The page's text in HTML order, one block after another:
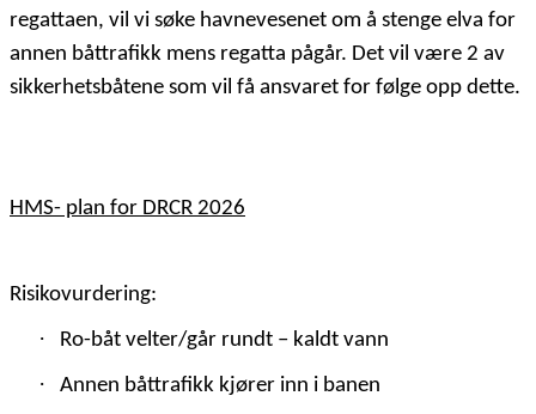
regattaen, vil vi søke havnevesenet om å stenge elva for
annen båttrafikk mens regatta pågår. Det vil være 2 av
sikkerhetsbåtene som vil få ansvaret for følge opp dette.
HMS- plan for DRCR 2026
Risikovurdering:
· Ro-båt velter/går rundt – kaldt vann
· Annen båttrafikk kjører inn i banen